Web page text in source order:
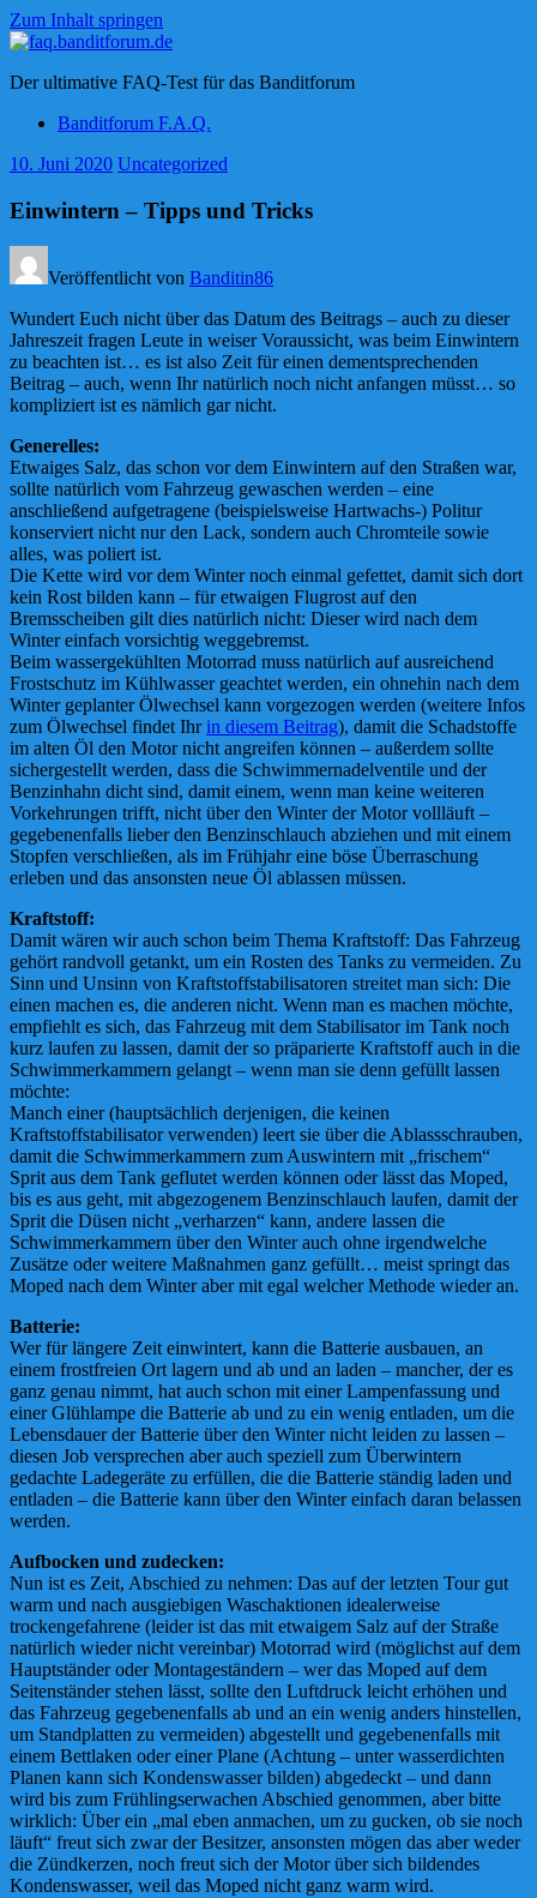
Zum Inhalt springen
faq.banditforum.de
Der ultimative FAQ-Test für das Banditforum
Banditforum F.A.Q.
10. Juni 2020 Uncategorized
Einwintern – Tipps und Tricks
Veröffentlicht von Banditin86
Wundert Euch nicht über das Datum des Beitrags – auch zu dieser
Jahreszeit fragen Leute in weiser Voraussicht, was beim Einwintern
zu beachten ist… es ist also Zeit für einen dementsprechenden
Beitrag – auch, wenn Ihr natürlich noch nicht anfangen müsst… so
kompliziert ist es nämlich gar nicht.
Generelles:
Etwaiges Salz, das schon vor dem Einwintern auf den Straßen war,
sollte natürlich vom Fahrzeug gewaschen werden – eine
anschließend aufgetragene (beispielsweise Hartwachs-) Politur
konserviert nicht nur den Lack, sondern auch Chromteile sowie
alles, was poliert ist.
Die Kette wird vor dem Winter noch einmal gefettet, damit sich dort
kein Rost bilden kann – für etwaigen Flugrost auf den
Bremsscheiben gilt dies natürlich nicht: Dieser wird nach dem
Winter einfach vorsichtig weggebremst.
Beim wassergekühlten Motorrad muss natürlich auf ausreichend
Frostschutz im Kühlwasser geachtet werden, ein ohnehin nach dem
Winter geplanter Ölwechsel kann vorgezogen werden (weitere Infos
zum Ölwechsel findet Ihrin diesem Beitrag), damit die Schadstoffe
im alten Öl den Motor nicht angreifen können – außerdem sollte
sichergestellt werden, dass die Schwimmernadelventile und der
Benzinhahn dicht sind, damit einem, wenn man keine weiteren
Vorkehrungen trifft, nicht über den Winter der Motor vollläuft –
gegebenenfalls lieber den Benzinschlauch abziehen und mit einem
Stopfen verschließen, als im Frühjahr eine böse Überraschung
erleben und das ansonsten neue Öl ablassen müssen.
Kraftstoff:
Damit wären wir auch schon beim Thema Kraftstoff: Das Fahrzeug
gehört randvoll getankt, um ein Rosten des Tanks zu vermeiden. Zu
Sinn und Unsinn von Kraftstoffstabilisatoren streitet man sich: Die
einen machen es, die anderen nicht. Wenn man es machen möchte,
empfiehlt es sich, das Fahrzeug mit dem Stabilisator im Tank noch
kurz laufen zu lassen, damit der so präparierte Kraftstoff auch in die
Schwimmerkammern gelangt – wenn man sie denn gefüllt lassen
möchte:
Manch einer (hauptsächlich derjenigen, die keinen
Kraftstoffstabilisator verwenden) leert sie über die Ablassschrauben,
damit die Schwimmerkammern zum Auswintern mit „frischem“
Sprit aus dem Tank geflutet werden können oder lässt das Moped,
bis es aus geht, mit abgezogenem Benzinschlauch laufen, damit der
Sprit die Düsen nicht „verharzen“ kann, andere lassen die
Schwimmerkammern über den Winter auch ohne irgendwelche
Zusätze oder weitere Maßnahmen ganz gefüllt… meist springt das
Moped nach dem Winter aber mit egal welcher Methode wieder an.
Batterie:
Wer für längere Zeit einwintert, kann die Batterie ausbauen, an
einem frostfreien Ort lagern und ab und an laden – mancher, der es
ganz genau nimmt, hat auch schon mit einer Lampenfassung und
einer Glühlampe die Batterie ab und zu ein wenig entladen, um die
Lebensdauer der Batterie über den Winter nicht leiden zu lassen –
diesen Job versprechen aber auch speziell zum Überwintern
gedachte Ladegeräte zu erfüllen, die die Batterie ständig laden und
entladen – die Batterie kann über den Winter einfach daran belassen
werden.
Aufbocken und zudecken:
Nun ist es Zeit, Abschied zu nehmen: Das auf der letzten Tour gut
warm und nach ausgiebigen Waschaktionen idealerweise
trockengefahrene (leider ist das mit etwaigem Salz auf der Straße
natürlich wieder nicht vereinbar) Motorrad wird (möglichst auf dem
Hauptständer oder Montageständern – wer das Moped auf dem
Seitenständer stehen lässt, sollte den Luftdruck leicht erhöhen und
das Fahrzeug gegebenenfalls ab und an ein wenig anders hinstellen,
um Standplatten zu vermeiden) abgestellt und gegebenenfalls mit
einem Bettlaken oder einer Plane (Achtung – unter wasserdichten
Planen kann sich Kondenswasser bilden) abgedeckt – und dann
wird bis zum Frühlingserwachen Abschied genommen, aber bitte
wirklich: Über ein „mal eben anmachen, um zu gucken, ob sie noch
läuft“ freut sich zwar der Besitzer, ansonsten mögen das aber weder
die Zündkerzen, noch freut sich der Motor über sich bildendes
Kondenswasser, weil das Moped nicht ganz warm wird.